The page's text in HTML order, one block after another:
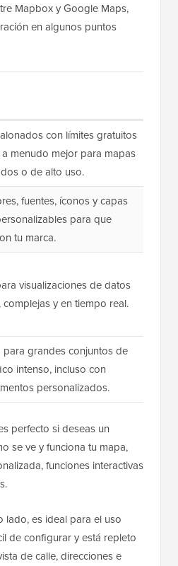
Mapbox y Google Maps,
en algunos puntos
con límites gratuitos
menudo mejor para mapas
o de alto uso.
fuentes, íconos y capas
para que
tu marca.
visualizaciones de datos
complejas y en tiempo real.
grandes conjuntos de
intenso, incluso con
personalizados.
perfecto si deseas un
se ve y funciona tu mapa,
funciones interactivas
lado, es ideal para el uso
de configurar y está repleto
de calle, direcciones e